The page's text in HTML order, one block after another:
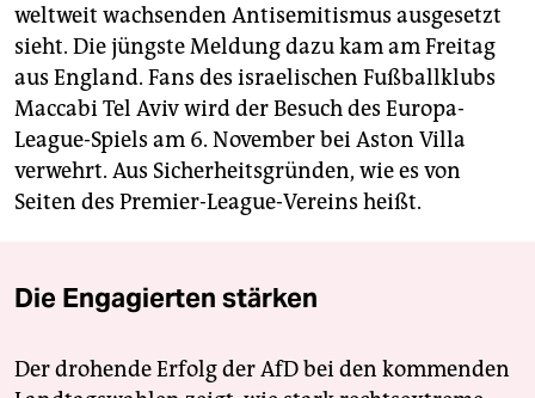
weltweit wachsenden Antisemitismus ausgesetzt
sieht. Die jüngste Meldung dazu kam am Freitag
aus England. Fans des israelischen Fußballklubs
Maccabi Tel Aviv wird der Besuch des Europa-
League-Spiels am 6. November bei Aston Villa
verwehrt. Aus Sicherheitsgründen, wie es von
Seiten des Premier-League-Vereins heißt.
Die Engagierten stärken
Der drohende Erfolg der AfD bei den kommenden